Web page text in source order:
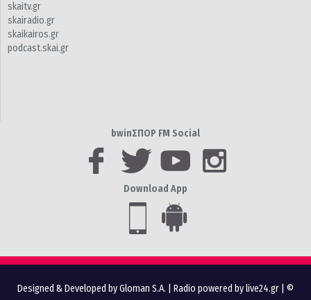
skaitv.gr
skairadio.gr
skaikairos.gr
podcast.skai.gr
bwinΣΠΟΡ FM Social
Download App
Designed & Developed by Gloman S.A. Radio powered by live24.gr | ©